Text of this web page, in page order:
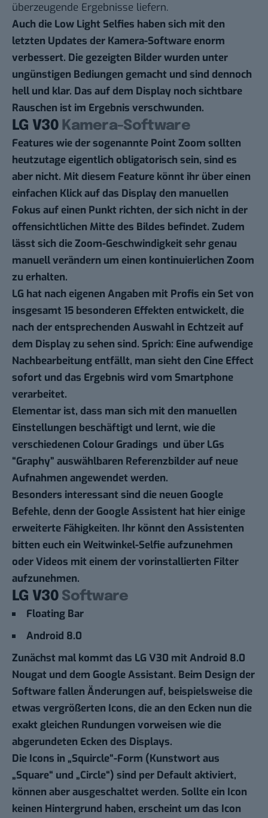
überzeugende Ergebnisse liefern.
Auch die Low Light Selfies haben sich mit den
letzten Updates der Kamera-Software enorm
verbessert. Die gezeigten Bilder wurden unter
ungünstigen Bediungen gemacht und sind dennoch
hell und klar. Das auf dem Display noch sichtbare
Rauschen ist im Ergebnis verschwunden.
LG V30 Kamera-Software
Features wie der sogenannte Point Zoom sollten
heutzutage eigentlich obligatorisch sein, sind es
aber nicht. Mit diesem Feature könnt ihr über einen
einfachen Klick auf das Display den manuellen
Fokus auf einen Punkt richten, der sich nicht in der
offensichtlichen Mitte des Bildes befindet. Zudem
lässt sich die Zoom-Geschwindigkeit sehr genau
manuell verändern um einen kontinuierlichen Zoom
zu erhalten.
LG hat nach eigenen Angaben mit Profis ein Set von
insgesamt 15 besonderen Effekten entwickelt, die
nach der entsprechenden Auswahl in Echtzeit auf
dem Display zu sehen sind. Sprich: Eine aufwendige
Nachbearbeitung entfällt, man sieht den Cine Effect
sofort und das Ergebnis wird vom Smartphone
verarbeitet.
Elementar ist, dass man sich mit den manuellen
Einstellungen beschäftigt und lernt, wie die
verschiedenen Colour Gradings und über LGs
“Graphy” auswählbaren Referenzbilder auf neue
Aufnahmen angewendet werden.
Besonders interessant sind die neuen Google
Befehle, denn der Google Assistent hat hier einige
erweiterte Fähigkeiten. Ihr könnt den Assistenten
bitten euch ein Weitwinkel-Selfie aufzunehmen
oder Videos mit einem der vorinstallierten Filter
aufzunehmen.
LG V30 Software
Floating Bar
Android 8.0
Zunächst mal kommt das LG V30 mit Android 8.0
Nougat und dem Google Assistant. Beim Design der
Software fallen Änderungen auf, beispielsweise die
etwas vergrößerten Icons, die an den Ecken nun die
exakt gleichen Rundungen vorweisen wie die
abgerundeten Ecken des Displays.
Die Icons in „Squircle“-Form (Kunstwort aus
„Square“ und „Circle“) sind per Default aktiviert,
können aber ausgeschaltet werden. Sollte ein Icon
keinen Hintergrund haben, erscheint um das Icon